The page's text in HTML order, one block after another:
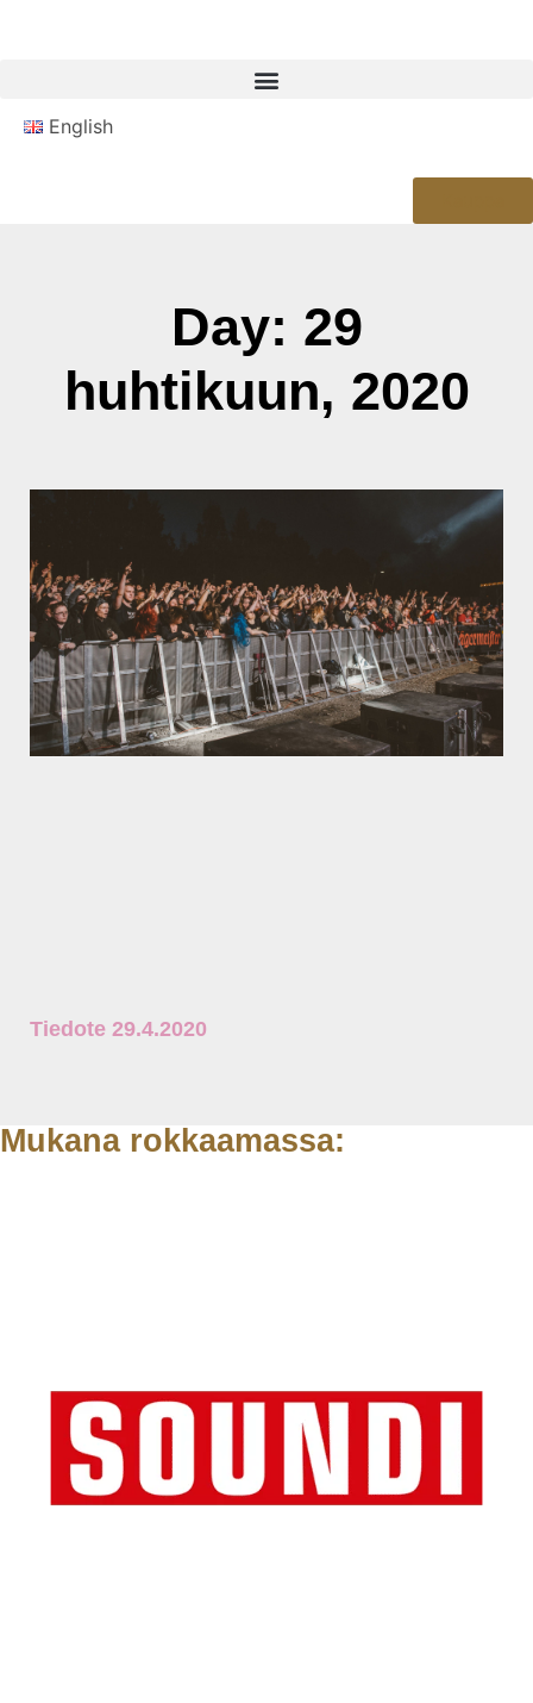
English
Day: 29
huhtikuun, 2020
Tiedote 29.4.2020
Mukana rokkaamassa: